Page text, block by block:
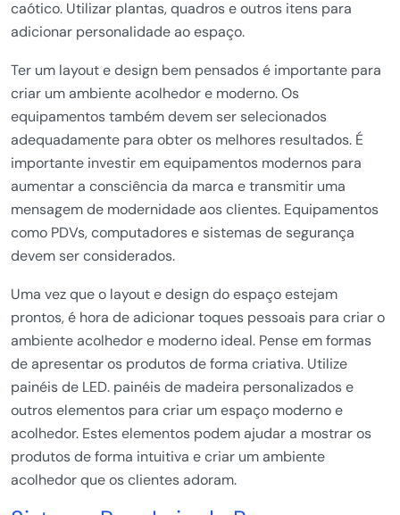
caótico. Utilizar plantas, quadros e outros itens para
adicionar personalidade ao espaço.
Ter um layout e design bem pensados é importante para
criar um ambiente acolhedor e moderno. Os
equipamentos também devem ser selecionados
adequadamente para obter os melhores resultados. É
importante investir em equipamentos modernos para
aumentar a consciência da marca e transmitir uma
mensagem de modernidade aos clientes. Equipamentos
como PDVs, computadores e sistemas de segurança
devem ser considerados.
Uma vez que o layout e design do espaço estejam
prontos, é hora de adicionar toques pessoais para criar o
ambiente acolhedor e moderno ideal. Pense em formas
de apresentar os produtos de forma criativa. Utilize
painéis de LED. painéis de madeira personalizados e
outros elementos para criar um espaço moderno e
acolhedor. Estes elementos podem ajudar a mostrar os
produtos de forma intuitiva e criar um ambiente
acolhedor que os clientes adoram.